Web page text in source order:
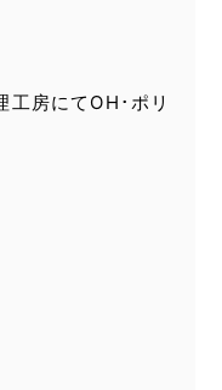
工房にてOH･ポリ